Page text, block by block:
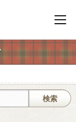
メニ